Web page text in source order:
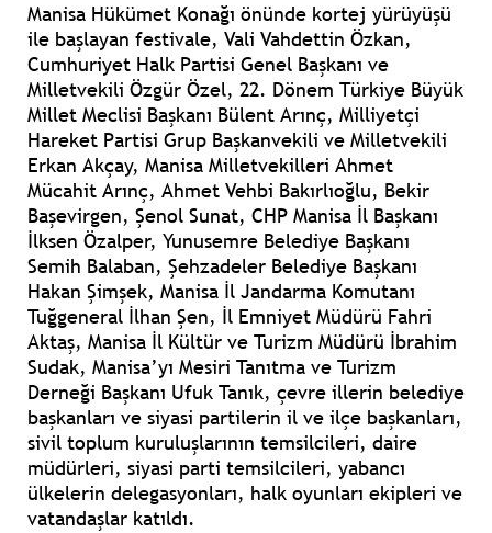
Manisa Hükümet Konağı önünde kortej yürüyüşü
ile başlayan festivale, Vali Vahdettin Özkan,
Cumhuriyet Halk Partisi Genel Başkanı ve
Milletvekili Özgür Özel, 22. Dönem Türkiye Büyük
Millet Meclisi Başkanı Bülent Arınç, Milliyetçi
Hareket Partisi Grup Başkanvekili ve Milletvekili
Erkan Akçay, Manisa Milletvekilleri Ahmet
Mücahit Arınç, Ahmet Vehbi Bakırlıoğlu, Bekir
Başevirgen, Şenol Sunat, CHP Manisa İl Başkanı
İlksen Özalper, Yunusemre Belediye Başkanı
Semih Balaban, Şehzadeler Belediye Başkanı
Hakan Şimşek, Manisa İl Jandarma Komutanı
Tuğgeneral İlhan Şen, İl Emniyet Müdürü Fahri
Aktaş, Manisa İl Kültür ve Turizm Müdürü İbrahim
Sudak, Manisa’yı Mesiri Tanıtma ve Turizm
Derneği Başkanı Ufuk Tanık, çevre illerin belediye
başkanları ve siyasi partilerin il ve ilçe başkanları,
sivil toplum kuruluşlarının temsilcileri, daire
müdürleri, siyasi parti temsilcileri, yabancı
ülkelerin delegasyonları, halk oyunları ekipleri ve
vatandaşlar katıldı.